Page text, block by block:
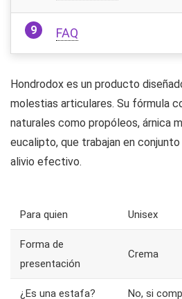
FAQ
Hondrodox es un producto
molestias articulares. Su fórmula
naturales como propóleos, árnica
eucalipto, que trabajan en
alivio efectivo.
Para quien Unisex
Forma de
presentación
Crema
¿Es una estafa? No, si